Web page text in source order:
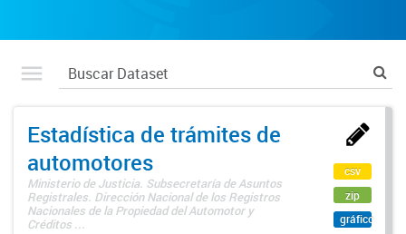
Estadística de trámites de
automotores
Ministerio de Justicia. Subsecretaría de Asuntos
Registrales. Dirección Nacional de los Registros
Nacionales de la Propiedad del Automotor y
Créditos ...
csv
zip
gráfico